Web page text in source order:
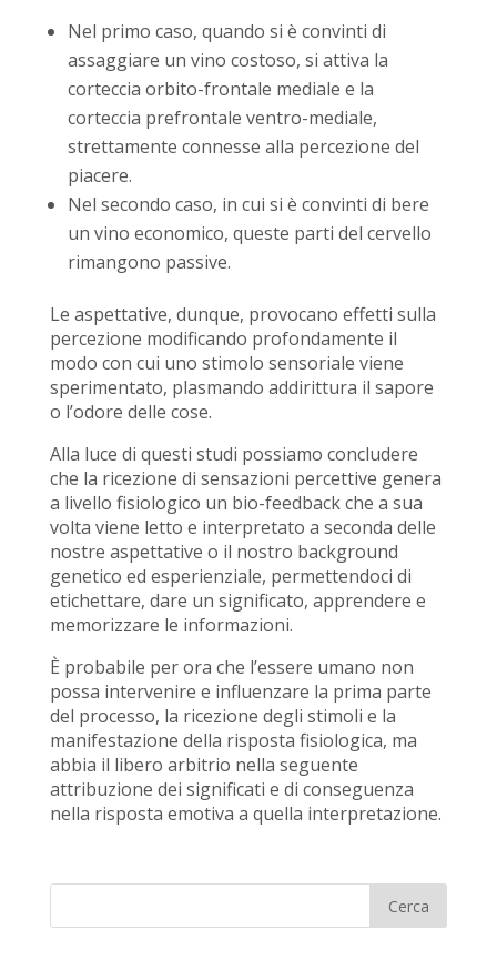
Nel primo caso, quando si è convinti di
assaggiare un vino costoso, si attiva la
corteccia orbito-frontale mediale e la
corteccia prefrontale ventro-mediale,
strettamente connesse alla percezione del
piacere.
Nel secondo caso, in cui si è convinti di bere
un vino economico, queste parti del cervello
rimangono passive.
Le aspettative, dunque, provocano effetti sulla
percezione modificando profondamente il
modo con cui uno stimolo sensoriale viene
sperimentato, plasmando addirittura il sapore
o l’odore delle cose.
Alla luce di questi studi possiamo concludere
che la ricezione di sensazioni percettive genera
a livello fisiologico un bio-feedback che a sua
volta viene letto e interpretato a seconda delle
nostre aspettative o il nostro background
genetico ed esperienziale, permettendoci di
etichettare, dare un significato, apprendere e
memorizzare le informazioni.
È probabile per ora che l’essere umano non
possa intervenire e influenzare la prima parte
del processo, la ricezione degli stimoli e la
manifestazione della risposta fisiologica, ma
abbia il libero arbitrio nella seguente
attribuzione dei significati e di conseguenza
nella risposta emotiva a quella interpretazione.